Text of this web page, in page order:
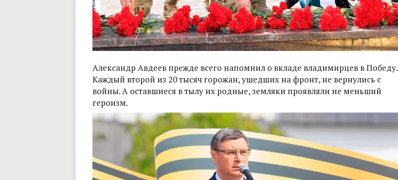
Александр Авдеев прежде всего напомнил о вкладе владимирцев в Победу.
Каждый второй из 20 тысяч горожан, ушедших на фронт, не вернулись с
войны. А оставшиеся в тылу их родные, земляки проявляли не меньший
героизм.